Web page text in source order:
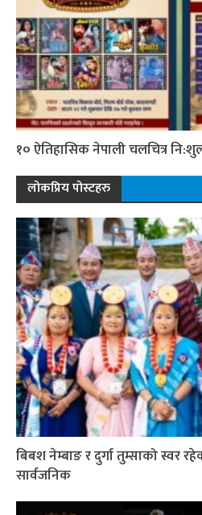
१० ऐतिहासिक नेपाली चलचित्र
लोकप्रिय पोस्टहरु
बिबश नेम्बाङ र दुर्गा तुम्साको स्वर
सार्वजनिक